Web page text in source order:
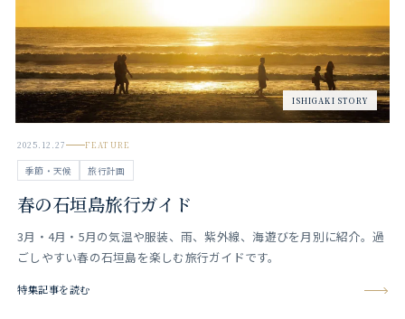
ISHIGAKI STORY
2025.12.27 FEATURE
季節・天候 旅行計画
春の石垣島旅行ガイド
3月・4月・5月の気温や服装、雨、紫外線、海遊びを月別に紹介。過
ごしやすい春の石垣島を楽しむ旅行ガイドです。
特集記事を読む